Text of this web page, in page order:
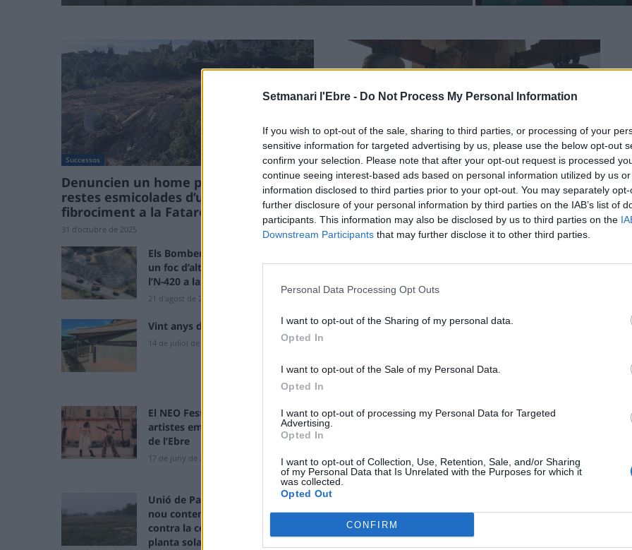
Setmanari l'Ebre - Do Not Process My Personal Information
If you wish to opt-out of the sale, sharing to third parties, or processing of your
sensitive information for targeted advertising by us, please use the below opt-out
confirm your selection. Please note that after your opt-out request is processed
continue seeing interest-based ads based on personal information utilized by us
information disclosed to third parties prior to your opt-out. You may separately
further disclosure of your personal information by third parties on the IAB’s list of
participants. This information may also be disclosed by us to third parties on the
Downstream Participants that may further disclose it to other third parties.
Personal Data Processing Opt Outs
I want to opt-out of the Sharing of my personal data.
Opted In
I want to opt-out of the Sale of my Personal Data.
Opted In
I want to opt-out of processing my Personal Data for Targeted
Advertising.
Opted In
I want to opt-out of Collection, Use, Retention, Sale, and/or Sharing
of my Personal Data that Is Unrelated with the Purposes for which it
was collected.
Opted Out
CONFIRM
Successos
Denuncien un home per enterrar les
restes esmicolades d’una teulada de
fibrociment a la Fatarella
31 d'octubre de 2025
Cultura
La Fatarella acollirà el 1r. aplec de
campaners de la diòcesi
22 d'octubre de 2025
Els Bombers donen per controlat
un foc d’alta intensitat al voral de
l’N-420 a la Fatarella
21 d'agost de 2025
la Fatarella ha tallat la N-420
Vint anys del Memorial
14 de juliol de 2025
El 37 % de les explotacions
relleu
El NEO Fest plena la Fatarella dels
artistes emergents de les Terres
de l’Ebre
17 de juny de 2025
VÍDEO · La cooperativa de la
habitatge i oportunitats laborals
16 de juny de 2025
Unió de Pagesos interposa un
nou contenciós administratiu
contra la construcció d’una
planta solar a Ascó i la Fatarella
d’honor a la Nit del l’oli verge